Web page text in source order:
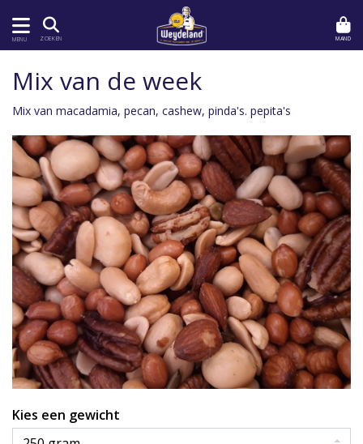
MENU ZOEKEN MAND
Mix van de week
Mix van macadamia, pecan, cashew, pinda's. pepita's
Kies een gewicht